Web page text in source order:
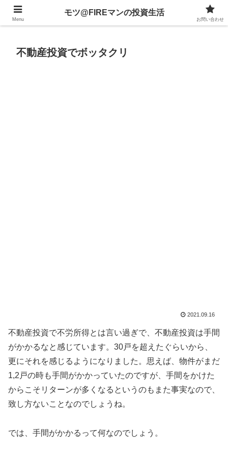
不動産、投資信託、暗号資産、株式、等々への投資について
不動産投資でボッタクリ
2021.09.16
不動産投資で不労所得とは言い過ぎで、不動産投資は手間
がかかるなと感じています。30戸を超えたぐらいから、
更にそれを感じるようになりました。思えば、物件がまだ
1,2戸の時も手間がかかっていたのですが、手間をかけた
からこそリターンが多くなるというのもまた事実なので、
致し方ないことなのでしょうね。
では、手間がかかるって何なのでしょう。
Menu
モツ@FIREマンの投資生活
お問い合わせ